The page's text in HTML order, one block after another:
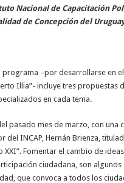
Nacional de Capacitación
de Concepción del
programa –por desarrollarse en
Illia”- incluye tres propuestas
en cada tema.
pasado mes de marzo, con una
INCAP, Hernán Brienza,
XXI”. Fomentar el cambio de
ciudadana, son algunos
que convoca a todos los